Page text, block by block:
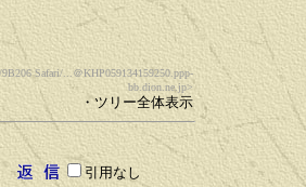
Safari/... ＠KHP059134159250.ppp-
bb.dion.ne.jp>
・ツリー全体表示
引用なし